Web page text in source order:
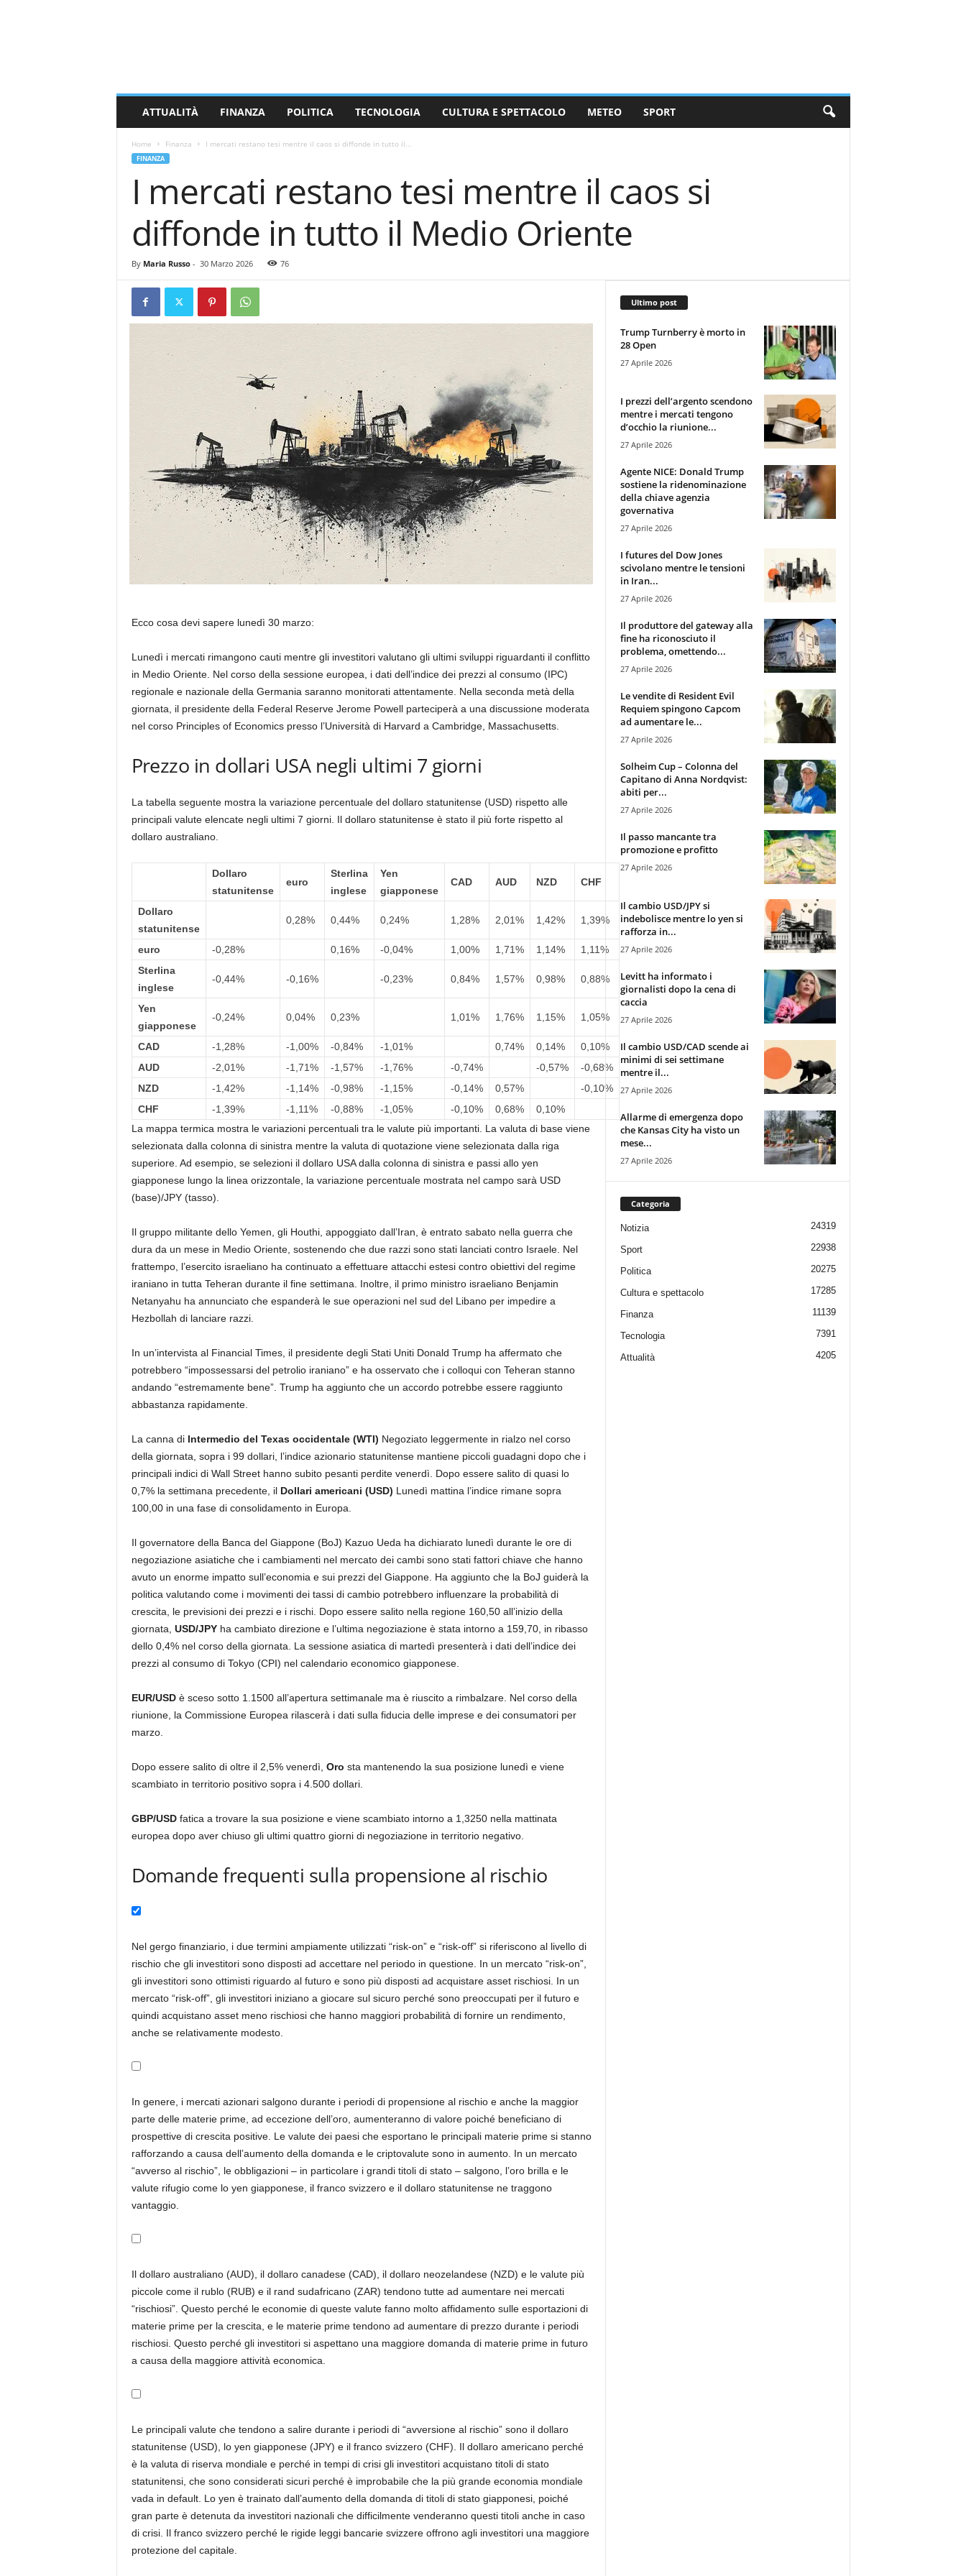
ATTUALITÀ FINANZA POLITICA TECNOLOGIA CULTURA E SPETTACOLO METEO SPORT
Home Finanza I mercati restano tesi mentre il caos si diffonde in tutto il...
FINANZA
I mercati restano tesi mentre il caos si
diffonde in tutto il Medio Oriente
By Maria Russo- 30 Marzo 2026 76
Ecco cosa devi sapere lunedì 30 marzo:
Lunedì i mercati rimangono cauti mentre gli investitori valutano gli ultimi sviluppi riguardanti il ​​conflitto
in Medio Oriente. Nel corso della sessione europea, i dati dell’indice dei prezzi al consumo (IPC)
regionale e nazionale della Germania saranno monitorati attentamente. Nella seconda metà della
giornata, il presidente della Federal Reserve Jerome Powell parteciperà a una discussione moderata
nel corso Principles of Economics presso l’Università di Harvard a Cambridge, Massachusetts.
Prezzo in dollari USA negli ultimi 7 giorni
La tabella seguente mostra la variazione percentuale del dollaro statunitense (USD) rispetto alle
principali valute elencate negli ultimi 7 giorni. Il dollaro statunitense è stato il più forte rispetto al
dollaro australiano.
Dollaro
statunitense
euro
Sterlina
inglese
Yen
giapponese
CAD AUD NZD CHF
Dollaro
statunitense
0,28% 0,44% 0,24% 1,28% 2,01% 1,42% 1,39%
euro -0,28% 0,16% -0,04% 1,00% 1,71% 1,14%
1,11%
Sterlina
inglese
-0,44% -0,16% -0,23% 0,84% 1,57% 0,98% 0,88%
Yen
giapponese
-0,24% 0,04% 0,23% 1,01% 1,76% 1,15% 1,05%
CAD -1,28% -1,00% -0,84% -1,01% 0,74% 0,14%
0,10%
AUD
-2,01% -1,71% -1,57% -1,76% -0,74% -0,57%
-0,68%
NZD
-1,42% -1,14% -0,98% -1,15% -0,14% 0,57%
-0,10%
CHF
-1,39% -1,11% -0,88% -1,05% -0,10% 0,68%
0,10%
La mappa termica mostra le variazioni percentuali tra le valute più importanti. La valuta di base viene
selezionata dalla colonna di sinistra mentre la valuta di quotazione viene selezionata dalla riga
superiore. Ad esempio, se selezioni il dollaro USA dalla colonna di sinistra e passi allo yen
giapponese lungo la linea orizzontale, la variazione percentuale mostrata nel campo sarà USD
(base)/JPY (tasso).
Il gruppo militante dello Yemen, gli Houthi, appoggiato dall’Iran, è entrato sabato nella guerra che
dura da un mese in Medio Oriente, sostenendo che due razzi sono stati lanciati contro Israele. Nel
frattempo, l’esercito israeliano ha continuato a effettuare attacchi estesi contro obiettivi del regime
iraniano in tutta Teheran durante il fine settimana. Inoltre, il primo ministro israeliano Benjamin
Netanyahu ha annunciato che espanderà le sue operazioni nel sud del Libano per impedire a
Hezbollah di lanciare razzi.
In un’intervista al Financial Times, il presidente degli Stati Uniti Donald Trump ha affermato che
potrebbero “impossessarsi del petrolio iraniano” e ha osservato che i colloqui con Teheran stanno
andando “estremamente bene”. Trump ha aggiunto che un accordo potrebbe essere raggiunto
abbastanza rapidamente.
La canna diIntermedio del Texas occidentale (WTI) Negoziato leggermente in rialzo nel corso
della giornata, sopra i 99 dollari, l’indice azionario statunitense mantiene piccoli guadagni dopo che i
principali indici di Wall Street hanno subito pesanti perdite venerdì. Dopo essere salito di quasi lo
0,7% la settimana precedente, il Dollari americani (USD) Lunedì mattina l’indice rimane sopra
100,00 in una fase di consolidamento in Europa.
Il governatore della Banca del Giappone (BoJ) Kazuo Ueda ha dichiarato lunedì durante le ore di
negoziazione asiatiche che i cambiamenti nel mercato dei cambi sono stati fattori chiave che hanno
avuto un enorme impatto sull’economia e sui prezzi del Giappone. Ha aggiunto che la BoJ guiderà la
politica valutando come i movimenti dei tassi di cambio potrebbero influenzare la probabilità di
crescita, le previsioni dei prezzi e i rischi. Dopo essere salito nella regione 160,50 all’inizio della
giornata, USD/JPY ha cambiato direzione e l’ultima negoziazione è stata intorno a 159,70, in ribasso
dello 0,4% nel corso della giornata. La sessione asiatica di martedì presenterà i dati dell’indice dei
prezzi al consumo di Tokyo (CPI) nel calendario economico giapponese.
EUR/USD è sceso sotto 1.1500 all’apertura settimanale ma è riuscito a rimbalzare. Nel corso della
riunione, la Commissione Europea rilascerà i dati sulla fiducia delle imprese e dei consumatori per
marzo.
Dopo essere salito di oltre il 2,5% venerdì, Oro sta mantenendo la sua posizione lunedì e viene
scambiato in territorio positivo sopra i 4.500 dollari.
GBP/USDfatica a trovare la sua posizione e viene scambiato intorno a 1,3250 nella mattinata
europea dopo aver chiuso gli ultimi quattro giorni di negoziazione in territorio negativo.
Domande frequenti sulla propensione al rischio
Nel gergo finanziario, i due termini ampiamente utilizzati “risk-on” e “risk-off” si riferiscono al livello di
rischio che gli investitori sono disposti ad accettare nel periodo in questione. In un mercato “risk-on”,
gli investitori sono ottimisti riguardo al futuro e sono più disposti ad acquistare asset rischiosi. In un
mercato “risk-off”, gli investitori iniziano a giocare sul sicuro perché sono preoccupati per il futuro e
quindi acquistano asset meno rischiosi che hanno maggiori probabilità di fornire un rendimento,
anche se relativamente modesto.
In genere, i mercati azionari salgono durante i periodi di propensione al rischio e anche la maggior
parte delle materie prime, ad eccezione dell’oro, aumenteranno di valore poiché beneficiano di
prospettive di crescita positive. Le valute dei paesi che esportano le principali materie prime si stanno
rafforzando a causa dell’aumento della domanda e le criptovalute sono in aumento. In un mercato
“avverso al rischio”, le obbligazioni – in particolare i grandi titoli di stato – salgono, l’oro brilla e le
valute rifugio come lo yen giapponese, il franco svizzero e il dollaro statunitense ne traggono
vantaggio.
Il dollaro australiano (AUD), il dollaro canadese (CAD), il dollaro neozelandese (NZD) e le valute più
piccole come il rublo (RUB) e il rand sudafricano (ZAR) tendono tutte ad aumentare nei mercati
“rischiosi”. Questo perché le economie di queste valute fanno molto affidamento sulle esportazioni di
materie prime per la crescita, e le materie prime tendono ad aumentare di prezzo durante i periodi
rischiosi. Questo perché gli investitori si aspettano una maggiore domanda di materie prime in futuro
a causa della maggiore attività economica.
Le principali valute che tendono a salire durante i periodi di “avversione al rischio” sono il dollaro
statunitense (USD), lo yen giapponese (JPY) e il franco svizzero (CHF). Il dollaro americano perché
è la valuta di riserva mondiale e perché in tempi di crisi gli investitori acquistano titoli di stato
statunitensi, che sono considerati sicuri perché è improbabile che la più grande economia mondiale
vada in default. Lo yen è trainato dall’aumento della domanda di titoli di stato giapponesi, poiché
gran parte è detenuta da investitori nazionali che difficilmente venderanno questi titoli anche in caso
di crisi. Il franco svizzero perché le rigide leggi bancarie svizzere offrono agli investitori una maggiore
protezione del capitale.
Ultimo post
Trump Turnberry è morto in
28 Open
27 Aprile 2026
I prezzi dell’argento scendono
mentre i mercati tengono
d’occhio la riunione...
27 Aprile 2026
Agente NICE: Donald Trump
sostiene la ridenominazione
della chiave agenzia
governativa
27 Aprile 2026
I futures del Dow Jones
scivolano mentre le tensioni
in Iran...
27 Aprile 2026
Il produttore del gateway alla
fine ha riconosciuto il
problema, omettendo...
27 Aprile 2026
Le vendite di Resident Evil
Requiem spingono Capcom
ad aumentare le...
27 Aprile 2026
Solheim Cup – Colonna del
Capitano di Anna Nordqvist:
abiti per...
27 Aprile 2026
Il passo mancante tra
promozione e profitto
27 Aprile 2026
Il cambio USD/JPY si
indebolisce mentre lo yen si
rafforza in...
27 Aprile 2026
Levitt ha informato i
giornalisti dopo la cena di
caccia
27 Aprile 2026
Il cambio USD/CAD scende ai
minimi di sei settimane
mentre il...
27 Aprile 2026
Allarme di emergenza dopo
che Kansas City ha visto un
mese...
27 Aprile 2026
Categoria
Notizia 24319
Sport 22938
Politica 20275
Cultura e spettacolo 17285
Finanza 11139
Tecnologia 7391
Attualità 4205